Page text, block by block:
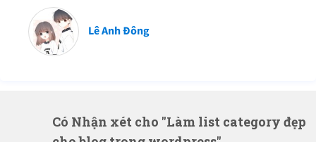
Lê Anh Đông
Có Nhận xét cho "Làm list category đẹp